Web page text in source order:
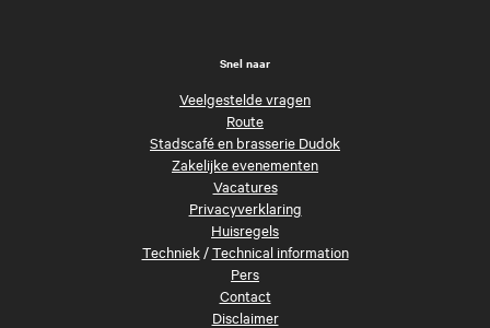
Snel naar
Veelgestelde vragen
Route
Stadscafé en brasserie Dudok
Zakelijke evenementen
Vacatures
Privacyverklaring
Huisregels
Techniek/Technical information
Pers
Contact
Disclaimer